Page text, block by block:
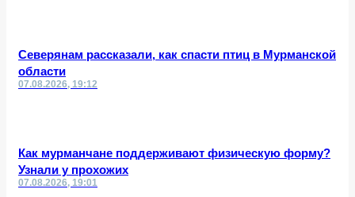
Северянам рассказали, как спасти птиц в Мурманской
области
07.08.2026, 19:12
Как мурманчане поддерживают физическую форму?
Узнали у прохожих
07.08.2026, 19:01